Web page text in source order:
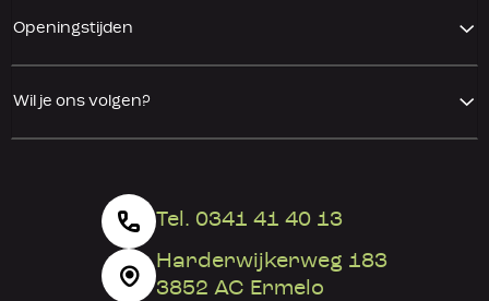
Openingstijden
Wil je ons volgen?
Tel. 0341 41 40 13
Harderwijkerweg 183
3852 AC Ermelo